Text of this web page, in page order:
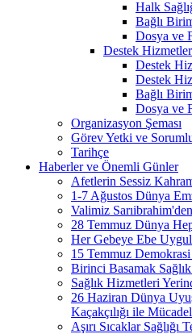
Halk
Bağlı
Dosya ve
Destek
Destek
Destek
Bağlı
Dosya ve
Organizasyon Şeması
Görev Yetki ve
Tarihçe
Haberler ve Önemli Günler
Afetlerin Sessiz
1-7 Ağustos Dünya
Valimiz
28 Temmuz Dünya
Her Gebeye Ebe
15 Temmuz
Birinci Basamak
Sağlık Hizmetleri
26 Haziran Dünya
Kaçakçılığı ile
Aşırı Sıcaklar Sağlığı